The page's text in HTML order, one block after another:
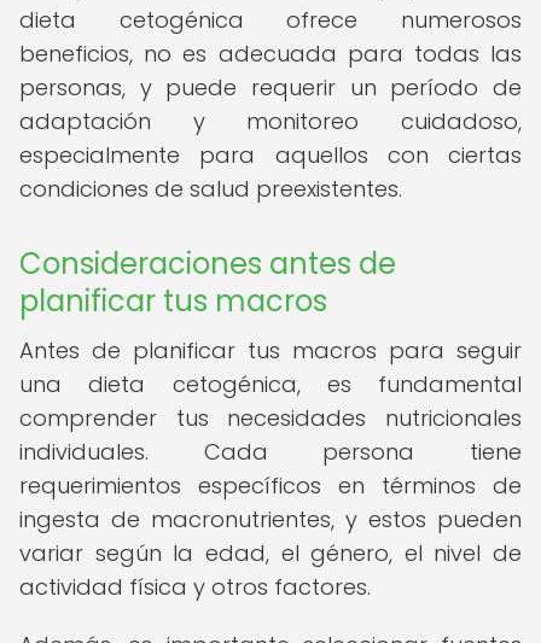
dieta cetogénica ofrece numerosos
beneficios, no es adecuada para todas las
personas, y puede requerir un período de
adaptación y monitoreo cuidadoso,
especialmente para aquellos con ciertas
condiciones de salud preexistentes.
Consideraciones antes de
planificar tus macros
Antes de planificar tus macros para seguir
una dieta cetogénica, es fundamental
comprender tus necesidades nutricionales
individuales. Cada persona tiene
requerimientos específicos en términos de
ingesta de macronutrientes, y estos pueden
variar según la edad, el género, el nivel de
actividad física y otros factores.